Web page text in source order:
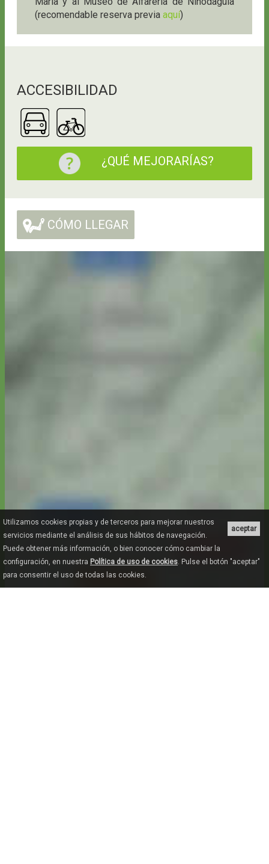
(recomendable reserva previa aquí)
ACCESIBILIDAD
¿QUÉ MEJORARÍAS?
CÓMO LLEGAR
aceptar
Utilizamos cookies propias y de terceros para mejorar nuestros
servicios mediante el análisis de sus hábitos de navegación.
Puede obtener más información, o bien conocer cómo cambiar la
configuración, en nuestra Política de uso de cookies. Pulse el botón "aceptar"
para consentir el uso de todas las cookies.